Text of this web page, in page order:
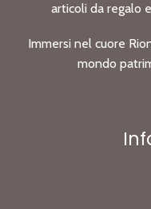
articoli da regalo
Immersi nel cuore
mondo